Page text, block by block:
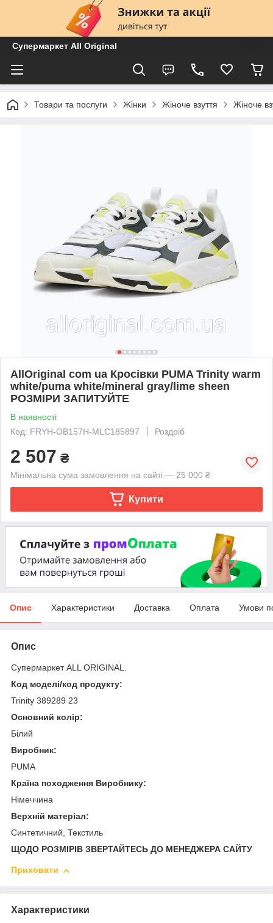
Супермаркет All Original
Товари та послуги Жінки Жіноче взуття Жіноче
AllOriginal com ua Кросівки PUMA Trinity warm
white/puma white/mineral gray/lime sheen
РОЗМІРИ ЗАПИТУЙТЕ
В наявності
Код: FRYH-OB157H-MLC185897
Роздріб
2 507 ₴
Мінімальна сума замовлення на сайті — 25 000 ₴
Купити
Опис Характеристики Доставка Оплата Умови
Опис
Супермаркет ALL ORIGINAL.
Код моделі/код продукту:
Trinity 389289 23
Основний колір:
Білий
Виробник:
PUMA
Країна походження Виробнику:
Німеччина
Верхній матеріал:
Синтетичний, Текстиль
ЩОДО РОЗМІРІВ ЗВЕРТАЙТЕСЬ ДО МЕНЕДЖЕРА САЙТУ
Приховати
Характеристики